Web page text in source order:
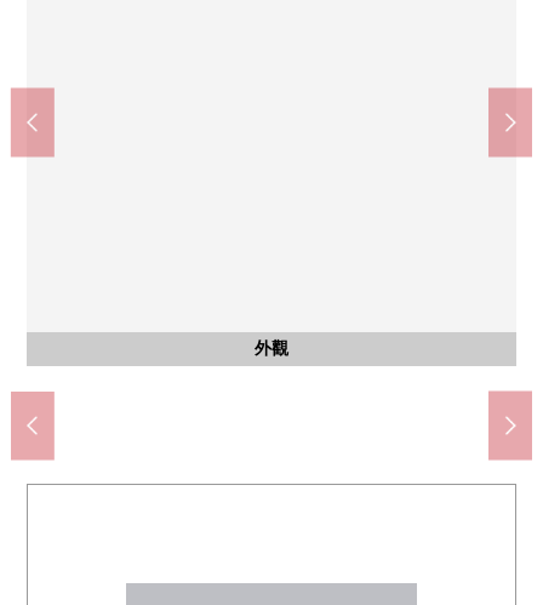
外觀
客廳
約30.1張塌塌米LDK
客廳
約30.1張塌塌米LDK
客廳
約30.1張塌塌米LDK
廚房
公共汽車
洗臉
廁所
※買賣費用不包括家具，供給品。
和式房間
約6.0張塌塌米
和式房間
約6.0張塌塌米
西式房間
約10.4張塌塌米
西式房間
約10.4張塌塌米
西式房間
約6.3張塌塌米
西式房間
約6.1張塌塌米
西式房間
約6.1張塌塌米
陽台
風景
風景
風景
來自西式房間的風景
室內
走廊
門口
入口
入口
大廳
共有部分
宅配保管櫃
共有部分
信箱
停車場
外觀
Sunny福岡長濱商店(約390m)
福岡大手門郵局(約170m)
福岡銀行赤坂門分店(約340m)
赤坂小學(約890m)
警備中學(約910m)